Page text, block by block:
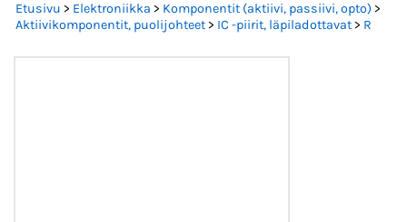
Etusivu > Elektroniikka > Komponentit (aktiivi, passiivi, opto) >
Aktiivikomponentit, puolijohteet> IC -piirit, läpiladottavat> R